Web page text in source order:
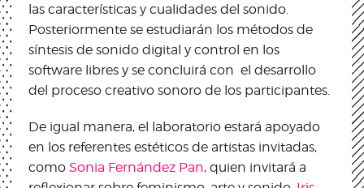
las características y cualidades del sonido.
Posteriormente se estudiarán los métodos de
síntesis de sonido digital y control en los
software libres y se concluirá con el desarrollo
del proceso creativo sonoro de los participantes.
De igual manera, el laboratorio estará apoyado
en los referentes estéticos de artistas invitadas,
como Sonia Fernández Pan, quien invitará a